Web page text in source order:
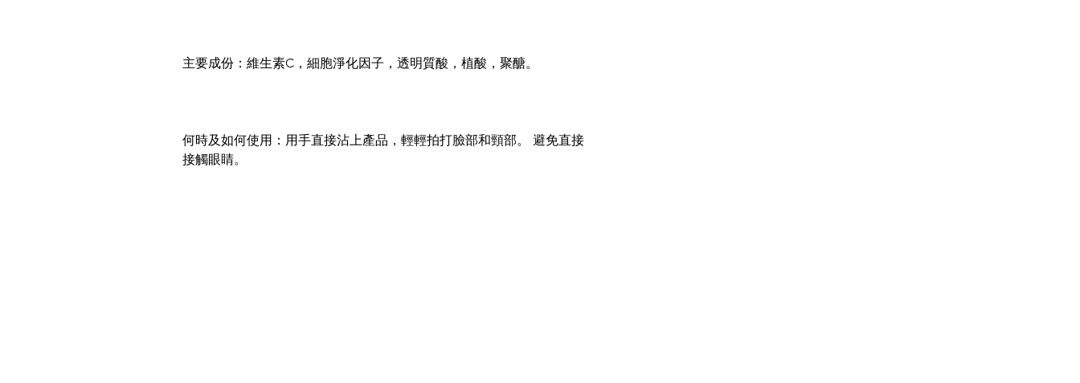
主要成份：維生素C，細胞淨化因子，透明質酸，植酸，聚醣。
何時及如何使用：用手直接沾上產品，輕輕拍打臉部和頸部。 避免直接
接觸眼睛。